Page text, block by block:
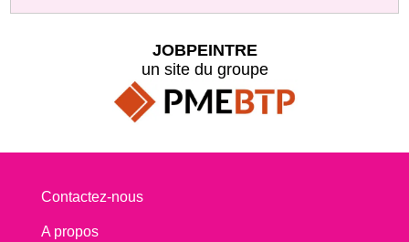
JOBPEINTRE
un site du groupe
Contactez-nous
A propos